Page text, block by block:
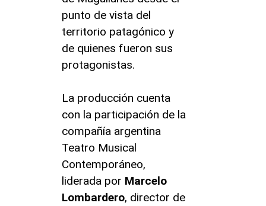
punto de vista del
territorio patagónico y
de quienes fueron sus
protagonistas.
La producción cuenta
con la participación de la
compañía argentina
Teatro Musical
Contemporáneo,
liderada por Marcelo
Lombardero, director de